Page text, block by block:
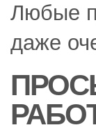
Любые
даже